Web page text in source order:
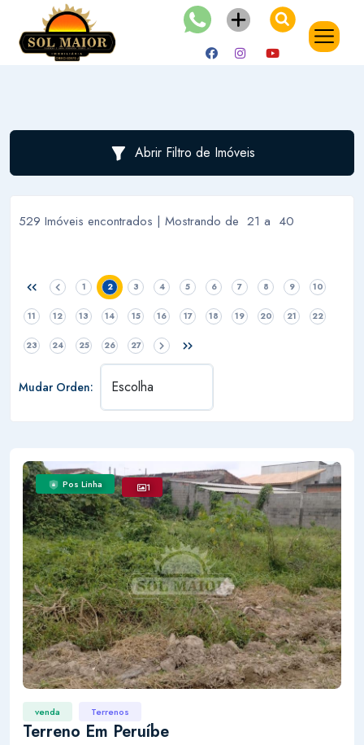
Abrir Filtro de Imóveis
529 Imóveis encontrados | Mostrando de 21 a 40
1 2 3 4 5 6 7 8 9 10
11 12 13 14 15 16 17 18 19 20 21 22
23 24 25 26 27
Mudar Orden:
Pos Linha 1
venda Terrenos
Terreno Em Peruíbe